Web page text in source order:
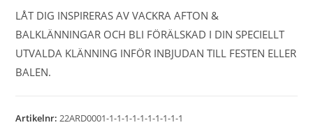
LÅT DIG INSPIRERAS AV VACKRA AFTON &
BALKLÄNNINGAR OCH BLI FÖRÄLSKAD I DIN SPECIELLT
UTVALDA KLÄNNING INFÖR INBJUDAN TILL FESTEN ELLER
BALEN.
Artikelnr:22ARD0001-1-1-1-1-1-1-1-1-1-1